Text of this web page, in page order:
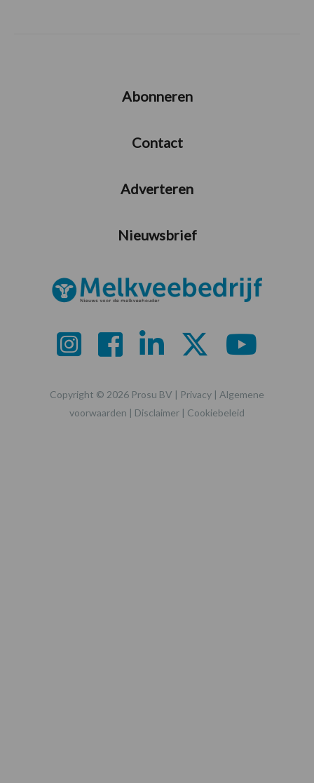
Abonneren
Contact
Adverteren
Nieuwsbrief
Copyright © 2026 Prosu BV | Privacy | Algemene
voorwaarden | Disclaimer | Cookiebeleid